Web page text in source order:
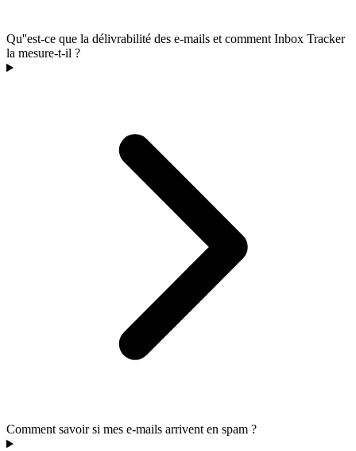
Qu''est-ce que la délivrabilité des e-mails et comment Inbox Tracker
la mesure-t-il ?
Comment savoir si mes e-mails arrivent en spam ?